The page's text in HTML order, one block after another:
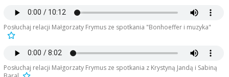
Posłuchaj relacji Małgorzaty Frymus ze spotkania "Bonhoeffer i muzyka"
Posłuchaj relacji Małgorzaty Frymus ze spotkania z Krystyną Jandą i Sabiną